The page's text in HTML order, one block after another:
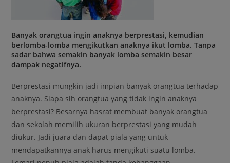
Banyak orangtua ingin anaknya berprestasi, kemudian
berlomba-lomba mengikutkan anaknya ikut lomba. Tanpa
sadar bahwa semakin banyak lomba semakin besar
dampak negatifnya.
Berprestasi mungkin jadi impian banyak orangtua terhadap
anaknya. Siapa sih orangtua yang tidak ingin anaknya
berprestasi? Besarnya hasrat membuat banyak orangtua
dan sekolah memilih ukuran berprestasi yang mudah
diukur. Jadi juara dan dapat piala yang untuk
mendapatkannya anak harus mengikuti suatu lomba.